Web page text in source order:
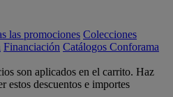
las promociones Colecciones
Financiación Catálogos Conforama
son aplicados en el carrito. Haz
estos descuentos e importes